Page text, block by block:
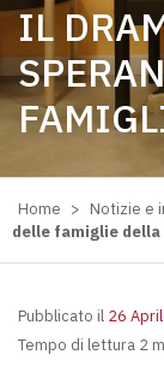
IL
Home > Notizie e
delle famiglie della
Pubblicato il 26
Tempo di lettura 2